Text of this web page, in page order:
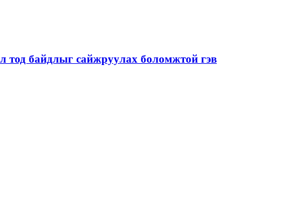
тод байдлыг сайжруулах боломжтой гэв